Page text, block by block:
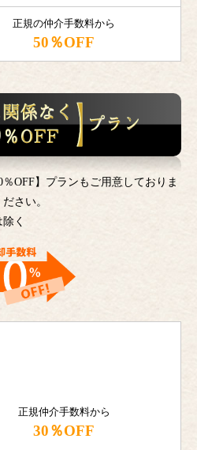
正規の仲介手数料から
50％OFF
％OFF】プランもご用意しておりま
さい。
く
正規仲介手数料から
30％OFF